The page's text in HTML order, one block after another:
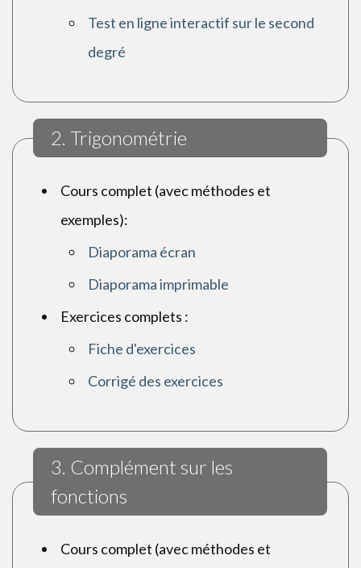
Test en ligne interactif sur le second
degré
2. Trigonométrie
Cours complet (avec méthodes et
exemples):
Diaporama écran
Diaporama imprimable
Exercices complets :
Fiche d'exercices
Corrigé des exercices
3. Complément sur les
fonctions
Cours complet (avec méthodes et